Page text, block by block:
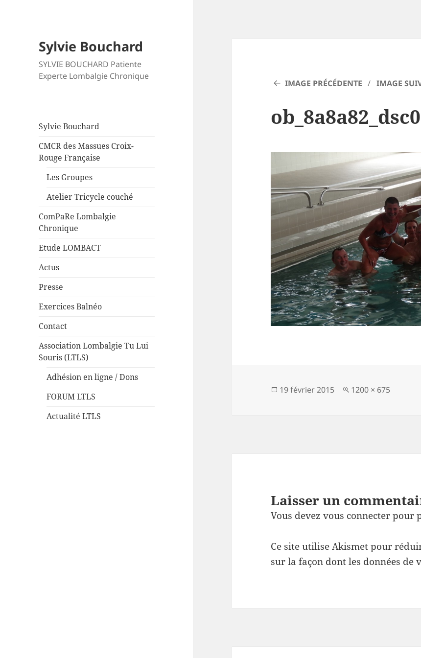
Sylvie Bouchard
SYLVIE BOUCHARD Patiente
Experte Lombalgie Chronique
Sylvie Bouchard
CMCR des Massues Croix-
Rouge Française
Les Groupes
Atelier Tricycle couché
ComPaRe Lombalgie
Chronique
Etude LOMBACT
Actus
Presse
Exercices Balnéo
Contact
Association Lombalgie Tu Lui
Souris (LTLS)
Adhésion en ligne / Dons
FORUM LTLS
Actualité LTLS
IMAGE PRÉCÉDENTE IMAGE
Publié
19 février 2015
Taille
1200 × 675
Laisser un
Vous devezvous connecterpour
Ce site utilise Akismet pour
sur la façon dont les données de